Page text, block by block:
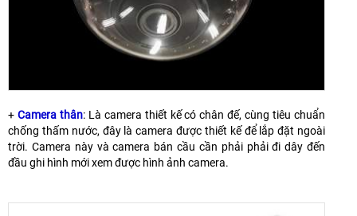
+ Camera thân: Là camera thiết kế có chân đế, cùng tiêu chuẩn
chống thấm nước, đây là camera được thiết kế để lắp đặt ngoài
trời. Camera này và camera bán cầu cần phải phải đi dây đến
đầu ghi hình mới xem được hình ảnh camera.